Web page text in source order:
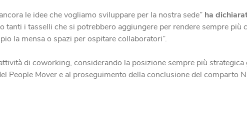
le idee che vogliamo sviluppare per la nostra sede” ha
tanti i tasselli che si potrebbero aggiungere per rendere sempre più
la mensa o spazi per ospitare collaboratori”.
di coworking, considerando la posizione sempre più strategica
People Mover e al proseguimento della conclusione del comparto